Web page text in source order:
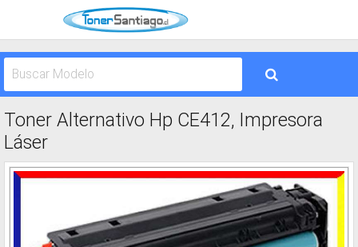
Toner Alternativo Hp CE412, Impresora
Láser